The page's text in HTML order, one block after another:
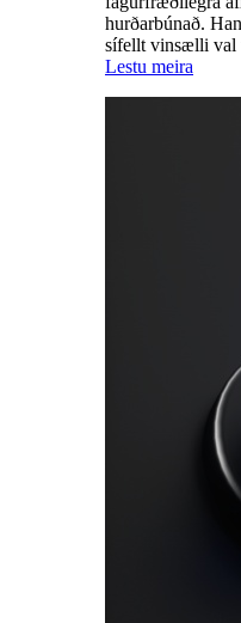
hurðarbúnað.
sífellt vinsælli val
Lestu meira